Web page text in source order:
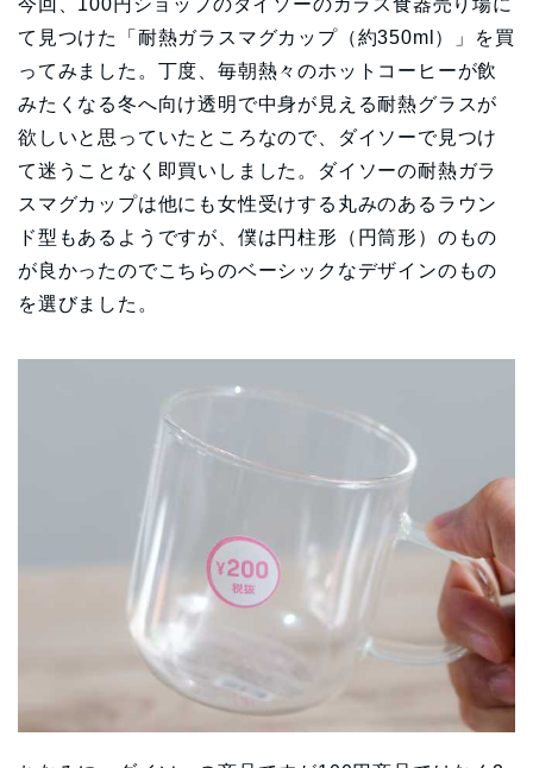
今回、100円ショップのダイソーのガラス食器売り場に
て見つけた「耐熱ガラスマグカップ（約350ml）」を買
ってみました。丁度、毎朝熱々のホットコーヒーが飲
みたくなる冬へ向け透明で中身が見える耐熱グラスが
欲しいと思っていたところなので、ダイソーで見つけ
て迷うことなく即買いしました。ダイソーの耐熱ガラ
スマグカップは他にも女性受けする丸みのあるラウン
ド型もあるようですが、僕は円柱形（円筒形）のもの
が良かったのでこちらのベーシックなデザインのもの
を選びました。